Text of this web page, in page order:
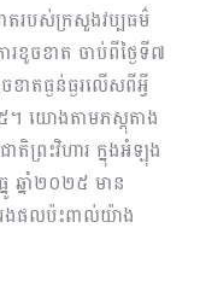
តរបស់ក្រសួងវប្បធម៌
ខូចខាត ចាប់ពីថ្ងៃទី៧
ាតធ្ងន់ធ្ងរលើសពីអ្វី
។ យោងតាមភស្តុតាង
តិព្រះវិហារ ក្នុងអំឡុង
ឆ្នាំ២០២៥ មាន
ងផលប៉ះពាល់យ៉ាង